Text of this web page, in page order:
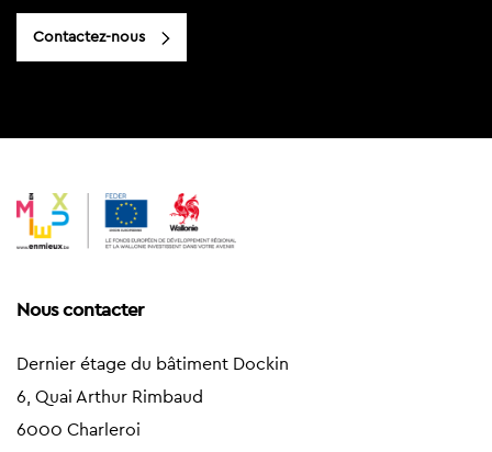
Contactez-nous
Nous contacter
Dernier étage du bâtiment Dockin
6, Quai Arthur Rimbaud
6000 Charleroi